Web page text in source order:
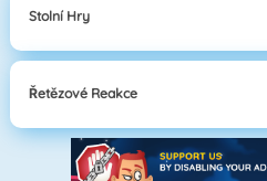
Stolní Hry
Řetězové Reakce